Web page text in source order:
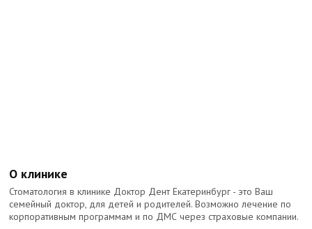
О клинике
Стоматология в клинике Доктор Дент Екатеринбург - это Ваш
семейный доктор, для детей и родителей. Возможно лечение по
корпоративным программам и по ДМС через страховые компании.